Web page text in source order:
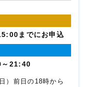
までにお申込
～21:40
）前日の18時から